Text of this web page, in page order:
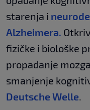
starenja i
Alzheimera.
fizičke i biološke
propadanje
smanjenje
Deutsche Welle